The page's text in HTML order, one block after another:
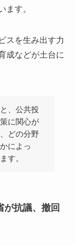
ます。
スを生み出す力
成などが土台に
、公共投
に関心が
どの分野
によっ
す。
が抗議、撤回